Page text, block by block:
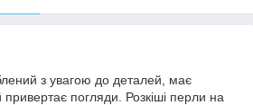
з увагою до деталей, має
привертає погляди. Розкіші перли на